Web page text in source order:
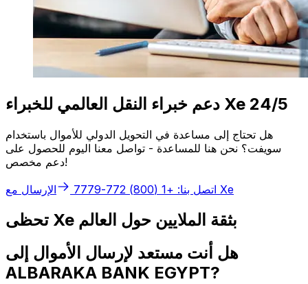
دعم خبراء النقل العالمي للخبراء Xe 24/5
هل تحتاج إلى مساعدة في التحويل الدولي للأموال باستخدام
سويفت؟ نحن هنا للمساعدة - تواصل معنا اليوم للحصول على
دعم مخصص!
اتصل بنا: +1 (800) 772-7779 الإرسال مع Xe
تحظى Xe بثقة الملايين حول العالم
هل أنت مستعد لإرسال الأموال إلى
ALBARAKA BANK EGYPT?